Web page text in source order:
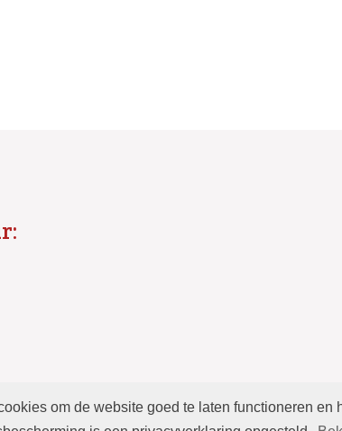
om de website goed te laten functioneren